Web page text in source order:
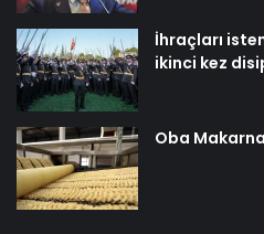
İhraçları
ikinci kez
Oba